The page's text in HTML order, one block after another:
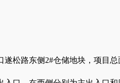
遂松路东侧 2#仓储地块，项目总